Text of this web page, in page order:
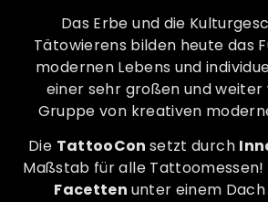
Das Erbe und die
Tätowierens bilden heute das
modernen Lebens und
einer sehr großen und weiter
Gruppe von kreativen
Die TattooConsetzt durch
Maßstab für alle
Facetten unter einem Dach